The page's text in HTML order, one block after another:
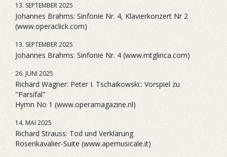
13. SEPTEMBER 2025
Johannes Brahms: Sinfonie Nr. 4, Klavierkonzert Nr 2
(www.operaclick.com)
13. SEPTEMBER 2025
Johannes Brahms: Sinfonie Nr. 4 (www.mtglirica.com)
26. JUNI 2025
Richard Wagner: Peter I. Tschaikowski:: Vorspiel zu
"Parsifal"
Hymn No 1 (www.operamagazine.nl)
14. MAI 2025
Richard Strauss: Tod und Verklärung
Rosenkavalier-Suite (www.apemusicale.it)